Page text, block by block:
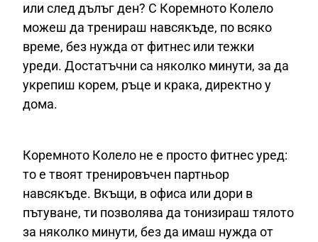
или след дълъг ден? С Коремното Колело
можеш да тренираш навсякъде, по всяко
време, без нужда от фитнес или тежки
уреди. Достатъчни са няколко минути, за да
укрепиш корем, ръце и крака, директно у
дома.
Коремното Колело не е просто фитнес уред:
то е твоят тренировъчен партньор
навсякъде. Вкъщи, в офиса или дори в
пътуване, ти позволява да тонизираш тялото
за няколко минути, без да имаш нужда от